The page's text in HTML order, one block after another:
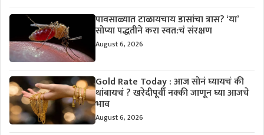
पावसाळ्यात टाळायचाय डासांचा त्रास? ‘या’
सोप्या पद्धतीने करा स्वत:चं संरक्षण
August 6, 2026
Gold Rate Today : आज सोनं घ्यायचं की
थांबायचं ? खरेदीपूर्वी नक्की जाणून घ्या आजचे
भाव
August 6, 2026